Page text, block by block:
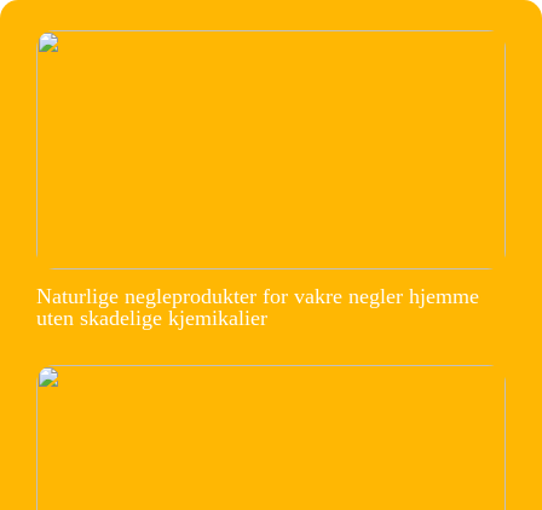
Naturlige negleprodukter for vakre negler hjemme
uten skadelige kjemikalier